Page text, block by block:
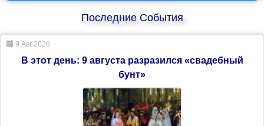
Последние События
9 Авг 2026
В этот день: 9 августа разразился «свадебный
бунт»